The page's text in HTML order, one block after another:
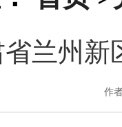
兰州新
作